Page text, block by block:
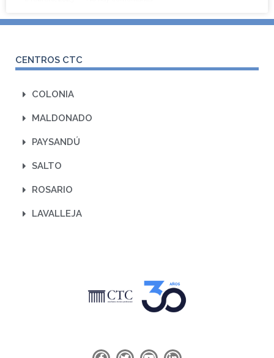
CENTROS CTC
COLONIA
MALDONADO
PAYSANDÚ
SALTO
ROSARIO
LAVALLEJA